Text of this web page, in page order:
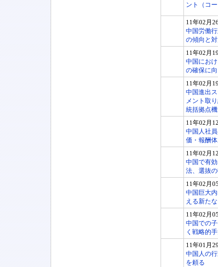
ント（コ
11年02月
中国労働
の傾向と
11年02月
中国にお
の確保に
11年02月
中国進出
メント取
統括拠点
11年02月
中国人社
価・報酬
11年02月
中国で有
法、選抜
11年02月
中国巨大
える新た
11年02月
中国での
く戦略的
11年01月
中国人の
を頼る